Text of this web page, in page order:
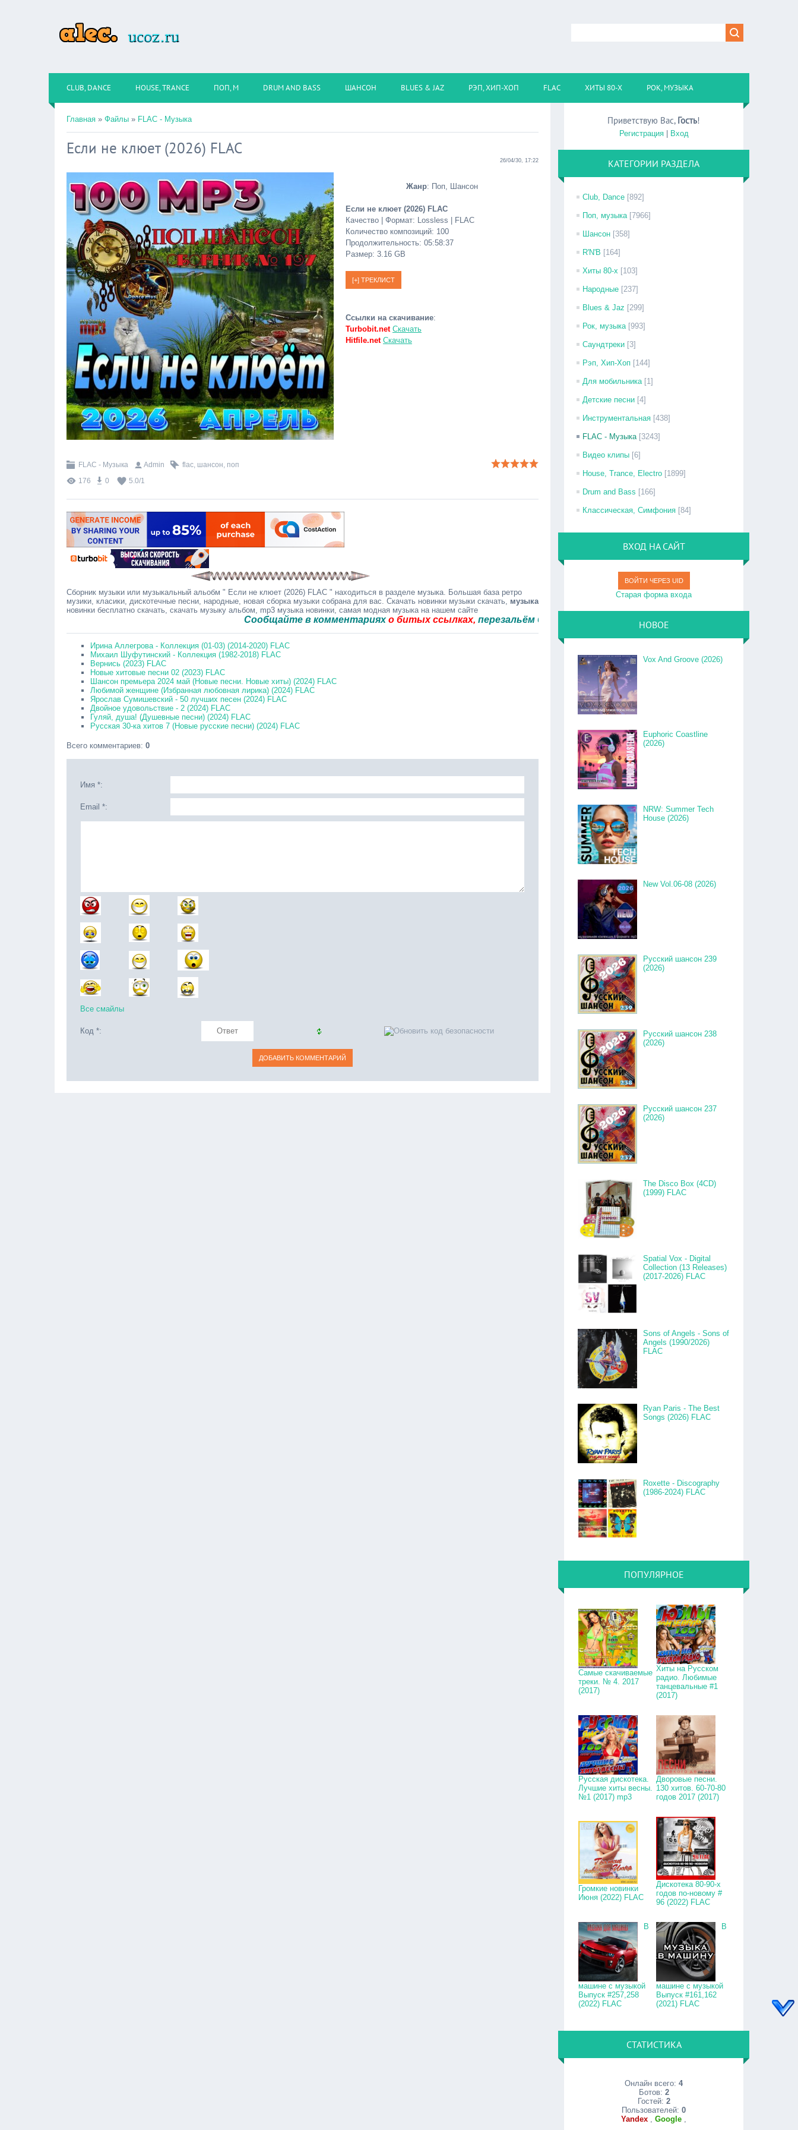
CLUB, DANCE HOUSE, TRANCE ПОП, М DRUM AND BASS ШАНСОН BLUES & JAZ РЭП, ХИП-ХОП FLAC ХИТЫ 80-Х РОК, МУЗЫКА
Главная » Файлы » FLAC - Музыка
Если не клюет (2026) FLAC
26/04/30, 17:22
Жанр: Поп, Шансон
Если не клюет (2026) FLAC
Качество | Формат: Lossless | FLAC
Количество композиций: 100
Продолжительность: 05:58:37
Размер: 3.16 GB
Ссылки на скачивание:
Turbobit.net Скачать
Hitfile.net Скачать
FLAC - Музыка Admin flac, шансон, поп
176
0 5.0/1
Сборник музыки или музыкальный альобм " Если не клюет (2026) FLAC " находиться в разделе музыка. Большая база ретро
музики, класики, дискотечные песни, народные, новая сборка музыки собрана для вас. Скачать новинки музыки скачать, музыка
новинки бесплатно скачать, скачать музыку альбом, mp3 музыка новинки, самая модная музыка на нашем сайте
Сообщайте в комментарияхо битых ссылках,перезальём быстро.
Ирина Аллегрова - Коллекция (01-03) (2014-2020) FLAC
Михаил Шуфутинский - Коллекция (1982-2018) FLAC
Вернись (2023) FLAC
Новые хитовые песни 02 (2023) FLAC
Шансон премьера 2024 май (Новые песни. Новые хиты) (2024) FLAC
Любимой женщине (Избранная любовная лирика) (2024) FLAC
Ярослав Сумишевский - 50 лучших песен (2024) FLAC
Двойное удовольствие - 2 (2024) FLAC
Гуляй, душа! (Душевные песни) (2024) FLAC
Русская 30-ка хитов 7 (Новые русские песни) (2024) FLAC
Всего комментариев: 0
Имя *:
Email *:
Все смайлы
Код *:
Приветствую Вас, Гость!
Регистрация| Вход
КАТЕГОРИИ РАЗДЕЛА
Club, Dance [892]
Поп, музыка [7966]
Шансон [358]
R'N'B [164]
Хиты 80-х [103]
Народные [237]
Blues & Jaz [299]
Рок, музыка [993]
Саундтреки [3]
Рэп, Хип-Хоп [144]
Для мобильника [1]
Детские песни [4]
Инструментальная [438]
FLAC - Музыка [3243]
Видео клипы [6]
House, Trance, Electro [1899]
Drum and Bass [166]
Классическая, Симфония [84]
ВХОД НА САЙТ
ВОЙТИ ЧЕРЕЗ UID
Старая форма входа
НОВОЕ
Vox And Groove (2026)
Euphoric Coastline
(2026)
NRW: Summer Tech
House (2026)
New Vol.06-08 (2026)
Русский шансон 239
(2026)
Русский шансон 238
(2026)
Русский шансон 237
(2026)
The Disco Box (4CD)
(1999) FLAC
Spatial Vox - Digital
Collection (13 Releases)
(2017-2026) FLAC
Sons of Angels - Sons of
Angels (1990/2026)
FLAC
Ryan Paris - The Best
Songs (2026) FLAC
Roxette - Discography
(1986-2024) FLAC
ПОПУЛЯРНОЕ
Самые скачиваемые
треки. № 4. 2017
(2017)
Хиты на Русском
радио. Любимые
танцевальные #1
(2017)
Русская дискотека.
Лучшие хиты весны.
№1 (2017) mp3
Дворовые песни.
130 хитов. 60-70-80
годов 2017 (2017)
Громкие новинки
Июня (2022) FLAC
Дискотека 80-90-х
годов по-новому #
96 (2022) FLAC
В
машине с музыкой
Выпуск #257,258
(2022) FLAC
В
машине с музыкой
Выпуск #161,162
(2021) FLAC
СТАТИСТИКА
Онлайн всего:4
Ботов: 2
Гостей: 2
Пользователей:0
Yandex ,Google ,